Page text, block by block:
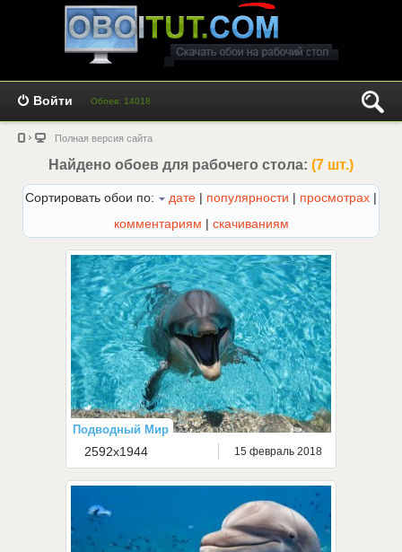
Войти Обоев: 14018
Полная версия сайта
Найдено обоев для рабочего стола: (7 шт.)
Сортировать обои по: дате | популярности | просмотрах |
комментариям | скачиваниям
Подводный Мир
2592x1944 15 февраль 2018